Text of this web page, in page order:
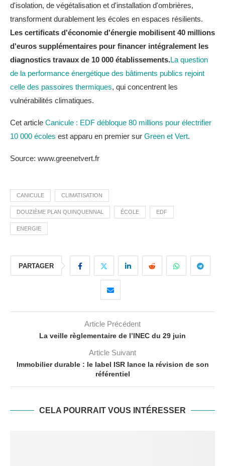
d'isolation, de végétalisation et d'installation d'ombrières,
transforment durablement les écoles en espaces résilients.
Les certificats d'économie d'énergie mobilisent 40 millions
d'euros supplémentaires pour financer intégralement les
diagnostics travaux de 10 000 établissements.La question
de la performance énergétique des bâtiments publics rejoint
celle des passoires thermiques, qui concentrent les
vulnérabilités climatiques.
Cet article Canicule : EDF débloque 80 millions pour électrifier
10 000 écoles est apparu en premier sur Green et Vert.
Source: www.greenetvert.fr
CANICULE CLIMATISATION
DOUZIÈME PLAN QUINQUENNAL ÉCOLE EDF
ENERGIE
PARTAGER
Article Précédent
La veille règlementaire de l’INEC du 29 juin
Article Suivant
Immobilier durable : le label ISR lance la révision de son
référentiel
CELA POURRAIT VOUS INTÉRESSER